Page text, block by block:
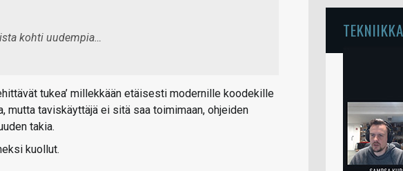
kohti uudempia…
tukea’ millekkään etäisesti modernille koodekille
taviskäyttäjä ei sitä saa toimimaan, ohjeiden
takia.
kuollut.